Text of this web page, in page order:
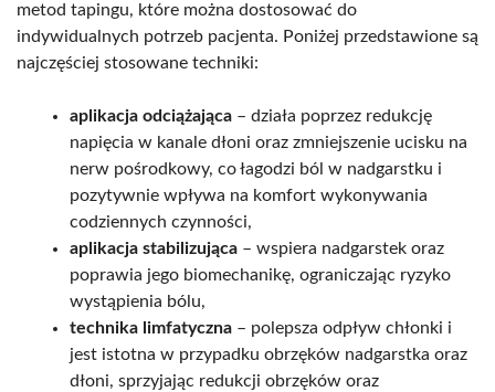
metod tapingu, które można dostosować do
indywidualnych potrzeb pacjenta. Poniżej przedstawione są
najczęściej stosowane techniki:
aplikacja odciążająca – działa poprzez redukcję
napięcia w kanale dłoni oraz zmniejszenie ucisku na
nerw pośrodkowy, co łagodzi ból w nadgarstku i
pozytywnie wpływa na komfort wykonywania
codziennych czynności,
aplikacja stabilizująca – wspiera nadgarstek oraz
poprawia jego biomechanikę, ograniczając ryzyko
wystąpienia bólu,
technika limfatyczna – polepsza odpływ chłonki i
jest istotna w przypadku obrzęków nadgarstka oraz
dłoni, sprzyjając redukcji obrzęków oraz